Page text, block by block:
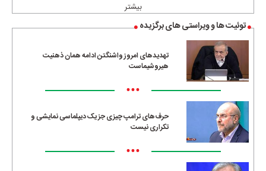
بیشتر
توئیت ها و ویراستی های برگزیده
تهدیدهای امروز واشنگتن ادامه همان ذهنیت
هیروشیماست
•••
حرف‌های ترامپ چیزی جز یک دیپلماسی نمایشی و
تکراری نیست
•••